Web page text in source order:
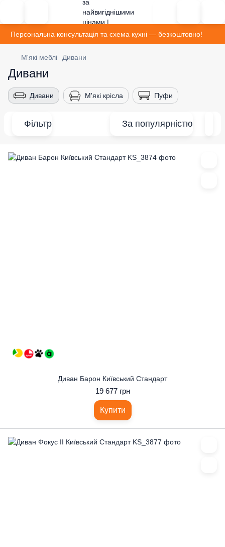
Персональна консультація та схема кухні — безкоштовно!
М'які меблі Дивани
Дивани
Дивани М'які крісла Пуфи
Фільтр За популярністю
Диван Барон Київський Стандарт
19 677 грн
Купити